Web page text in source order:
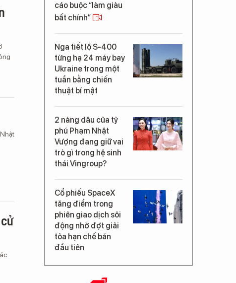
cáo buộc “làm giàu
bất chính”
Nga tiết lộ S-400
từng hạ 24 máy bay
Ukraine trong một
tuần bằng chiến
thuật bí mật
2 nàng dâu của tỷ
phú Phạm Nhật
Vượng đang giữ vai
trò gì trong hệ sinh
thái Vingroup?
Cổ phiếu SpaceX
tăng điểm trong
phiên giao dịch sôi
động nhờ đợt giải
tỏa hạn chế bán
đầu tiên